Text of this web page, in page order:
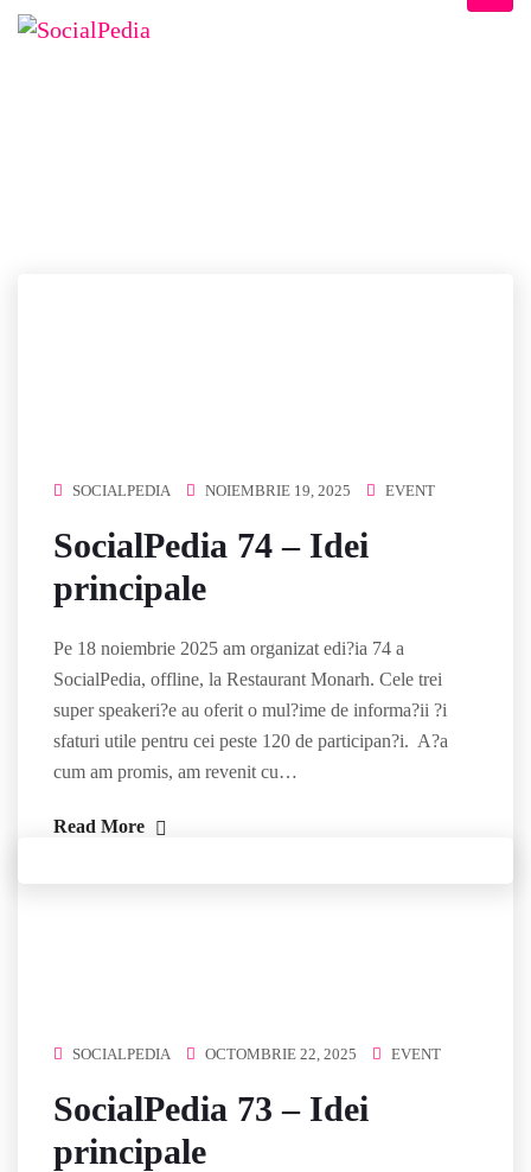
SOCIALPEDIA NOIEMBRIE 19, 2025 EVENT
SocialPedia 74 – Idei
principale
Pe 18 noiembrie 2025 am organizat edi?ia 74 a
SocialPedia, offline, la Restaurant Monarh. Cele trei
super speakeri?e au oferit o mul?ime de informa?ii ?i
sfaturi utile pentru cei peste 120 de participan?i. A?a
cum am promis, am revenit cu…
Read More
SOCIALPEDIA OCTOMBRIE 22, 2025 EVENT
SocialPedia 73 – Idei
principale